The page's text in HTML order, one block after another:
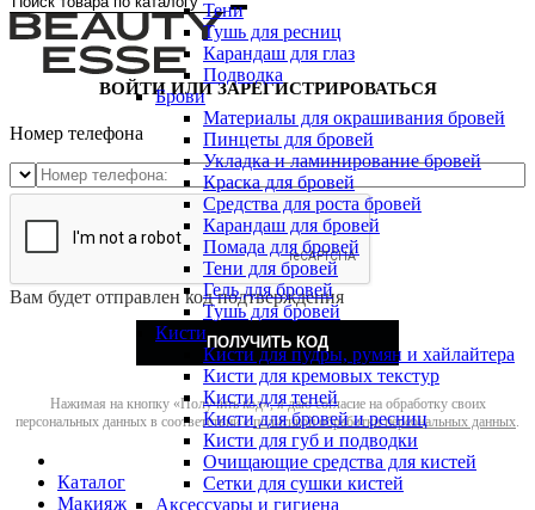
Тени
Тушь для ресниц
Карандаш для глаз
Подводка
Брови
Материалы для окрашивания бровей
Пинцеты для бровей
Укладка и ламинирование бровей
Краска для бровей
Средства для роста бровей
Карандаш для бровей
Помада для бровей
Тени для бровей
Гель для бровей
Тушь для бровей
Кисти
Кисти для пудры, румян и хайлайтера
Кисти для кремовых текстур
Кисти для теней
Кисти для бровей и ресниц
Кисти для губ и подводки
Очищающие средства для кистей
Сетки для сушки кистей
Аксессуары и гигиена
ВОЙТИ ИЛИ ЗАРЕГИСТРИРОВАТЬСЯ
Номер телефона
Вам будет отправлен код подтверждения
ПОЛУЧИТЬ КОД
Нажимая на кнопку «Получить код», я даю согласие на обработку своих
персональных данных в соответствии сполитикой обработки персональных данных.
Каталог
Макияж